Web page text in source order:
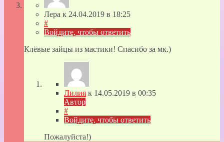
Лера к 24.04.2019 в 18:25
#
Войдите, чтобы ответить
Клёвые зайцы из мастики! Спасибо за мк.)
Лилия к 14.05.2019 в 00:35
Автор
#
Войдите, чтобы ответить
Пожалуйста!)